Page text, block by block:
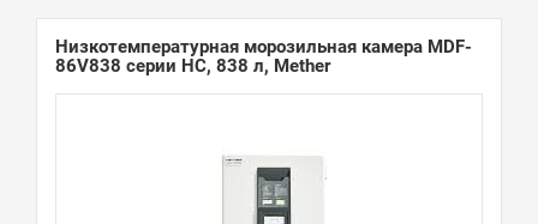
Низкотемпературная морозильная камера MDF-
86V838 серии HC, 838 л, Mether